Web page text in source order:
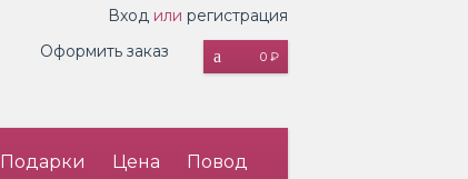
Вход или регистрация
0 ₽
Оформить заказ
Подарки Цена Повод